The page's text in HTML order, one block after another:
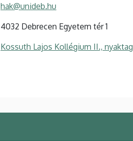
hak@unideb.hu
4032 Debrecen Egyetem tér 1
Kossuth Lajos Kollégium II., nyaktag